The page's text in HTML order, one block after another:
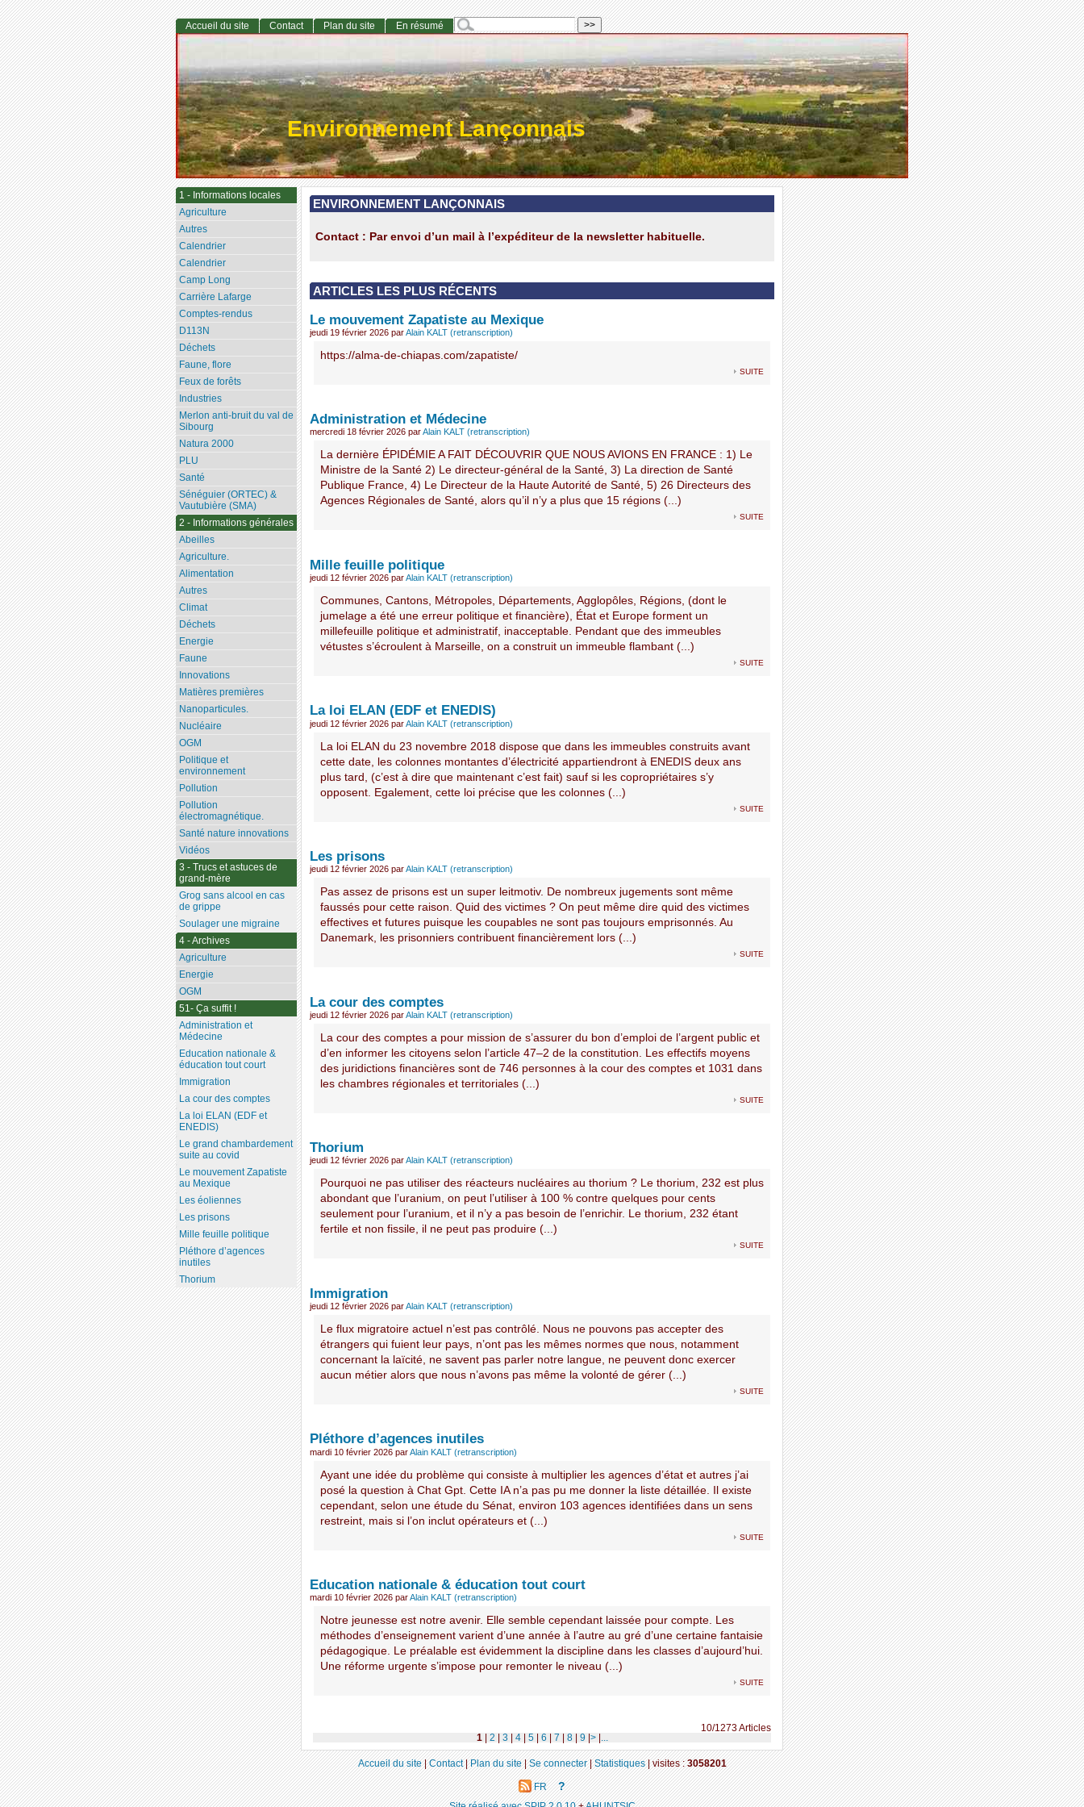
Environnement Lançonnais
ENVIRONNEMENT LANÇONNAIS
Contact : Par envoi d’un mail à l’expéditeur de la newsletter habituelle.
ARTICLES LES PLUS RÉCENTS
Le mouvement Zapatiste au Mexique
jeudi 19 février 2026 parAlain KALT (retranscription)
https://alma-de-chiapas.com/zapatiste/
suite
Administration et Médecine
mercredi 18 février 2026 parAlain KALT (retranscription)
La dernière ÉPIDÉMIE A FAIT DÉCOUVRIR QUE NOUS AVIONS EN FRANCE : 1) Le
Ministre de la Santé 2) Le directeur-général de la Santé, 3) La direction de Santé
Publique France, 4) Le Directeur de la Haute Autorité de Santé, 5) 26 Directeurs des
Agences Régionales de Santé, alors qu’il n’y a plus que 15 régions (...)
suite
Mille feuille politique
jeudi 12 février 2026 parAlain KALT (retranscription)
Communes, Cantons, Métropoles, Départements, Agglopôles, Régions, (dont le
jumelage a été une erreur politique et financière), État et Europe forment un
millefeuille politique et administratif, inacceptable. Pendant que des immeubles
vétustes s’écroulent à Marseille, on a construit un immeuble flambant (...)
suite
La loi ELAN (EDF et ENEDIS)
jeudi 12 février 2026 parAlain KALT (retranscription)
La loi ELAN du 23 novembre 2018 dispose que dans les immeubles construits avant
cette date, les colonnes montantes d’électricité appartiendront à ENEDIS deux ans
plus tard, (c’est à dire que maintenant c’est fait) sauf si les copropriétaires s’y
opposent. Egalement, cette loi précise que les colonnes (...)
suite
Les prisons
jeudi 12 février 2026 parAlain KALT (retranscription)
Pas assez de prisons est un super leitmotiv. De nombreux jugements sont même
faussés pour cette raison. Quid des victimes ? On peut même dire quid des victimes
effectives et futures puisque les coupables ne sont pas toujours emprisonnés. Au
Danemark, les prisonniers contribuent financièrement lors (...)
suite
La cour des comptes
jeudi 12 février 2026 parAlain KALT (retranscription)
La cour des comptes a pour mission de s’assurer du bon d’emploi de l’argent public et
d’en informer les citoyens selon l’article 47–2 de la constitution. Les effectifs moyens
des juridictions financières sont de 746 personnes à la cour des comptes et 1031 dans
les chambres régionales et territoriales (...)
suite
Thorium
jeudi 12 février 2026 parAlain KALT (retranscription)
Pourquoi ne pas utiliser des réacteurs nucléaires au thorium ? Le thorium, 232 est plus
abondant que l’uranium, on peut l’utiliser à 100 % contre quelques pour cents
seulement pour l’uranium, et il n’y a pas besoin de l’enrichir. Le thorium, 232 étant
fertile et non fissile, il ne peut pas produire (...)
suite
Immigration
jeudi 12 février 2026 parAlain KALT (retranscription)
Le flux migratoire actuel n’est pas contrôlé. Nous ne pouvons pas accepter des
étrangers qui fuient leur pays, n’ont pas les mêmes normes que nous, notamment
concernant la laïcité, ne savent pas parler notre langue, ne peuvent donc exercer
aucun métier alors que nous n’avons pas même la volonté de gérer (...)
suite
Pléthore d’agences inutiles
mardi 10 février 2026 parAlain KALT (retranscription)
Ayant une idée du problème qui consiste à multiplier les agences d’état et autres j’ai
posé la question à Chat Gpt. Cette IA n’a pas pu me donner la liste détaillée. Il existe
cependant, selon une étude du Sénat, environ 103 agences identifiées dans un sens
restreint, mais si l’on inclut opérateurs et (...)
suite
Education nationale & éducation tout court
mardi 10 février 2026 parAlain KALT (retranscription)
Notre jeunesse est notre avenir. Elle semble cependant laissée pour compte. Les
méthodes d’enseignement varient d’une année à l’autre au gré d’une certaine fantaisie
pédagogique. Le préalable est évidemment la discipline dans les classes d’aujourd’hui.
Une réforme urgente s’impose pour remonter le niveau (...)
suite
10/1273 Articles
1| 2 3 4| 5| 6 7 8| 9 >| ...
Accueil du site Contact Plan du site En résumé
1 - Informations locales
Agriculture
Autres
Calendrier
Calendrier
Camp Long
Carrière Lafarge
Comptes-rendus
D113N
Déchets
Faune, flore
Feux de forêts
Industries
Merlon anti-bruit du val de
Sibourg
Natura 2000
PLU
Santé
Sénéguier (ORTEC) &
Vautubière (SMA)
2 - Informations générales
Abeilles
Agriculture.
Alimentation
Autres
Climat
Déchets
Energie
Faune
Innovations
Matières premières
Nanoparticules.
Nucléaire
OGM
Politique et
environnement
Pollution
Pollution
électromagnétique.
Santé nature innovations
Vidéos
3 - Trucs et astuces de
grand-mère
Grog sans alcool en cas
de grippe
Soulager une migraine
4 - Archives
Agriculture
Energie
OGM
51- Ça suffit !
Administration et
Médecine
Education nationale &
éducation tout court
Immigration
La cour des comptes
La loi ELAN (EDF et
ENEDIS)
Le grand chambardement
suite au covid
Le mouvement Zapatiste
au Mexique
Les éoliennes
Les prisons
Mille feuille politique
Pléthore d’agences
inutiles
Thorium
Accueil du site|Contact|Plan du site|Se connecter|Statistiques|visites :3058201
FR ?